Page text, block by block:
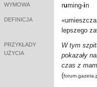
WYMOWA ruming-in
DEFINICJA «u
lepszego
PRZYKŁADY
UŻYCIA
W tym
pokazały
czas z
(